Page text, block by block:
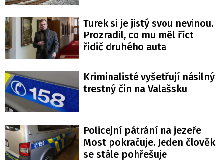
Turek si je jistý svou nevinou.
Prozradil, co mu měl říct
řidič druhého auta
Kriminalisté vyšetřují násilný
trestný čin na Valašsku
Policejní pátrání na jezeře
Most pokračuje. Jeden člověk
se stále pohřešuje